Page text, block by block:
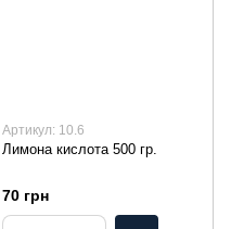
Артикул: 10.6
Лимона кислота 500 гр.
70 грн